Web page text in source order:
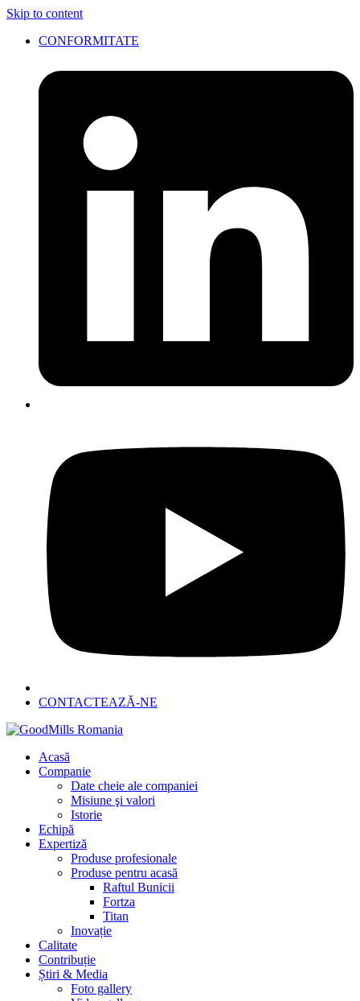
Skip to content
CONFORMITATE
CONTACTEAZĂ-NE
Acasă
Companie
Date cheie ale companiei
Misiune şi valori
Istorie
Echipă
Expertiză
Produse profesionale
Produse pentru acasă
Raftul Bunicii
Fortza
Titan
Inovație
Calitate
Contribuție
Știri & Media
Foto gallery